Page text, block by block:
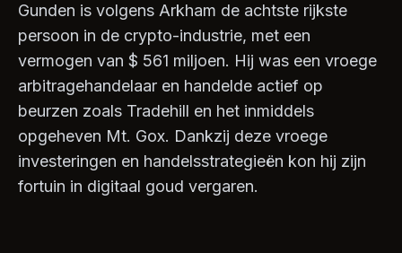
Gunden is volgens Arkham de achtste rijkste
persoon in de crypto-industrie, met een
vermogen van $ 561 miljoen. Hij was een vroege
arbitragehandelaar en handelde actief op
beurzen zoals Tradehill en het inmiddels
opgeheven Mt. Gox. Dankzij deze vroege
investeringen en handelsstrategieën kon hij zijn
fortuin in digitaal goud vergaren.